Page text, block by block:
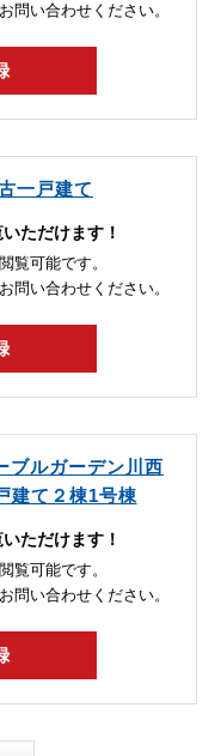
問い合わせください。
一戸建て
ただけます！
覧可能です。
問い合わせください。
ブルガーデン川西
建て２棟1号棟
ただけます！
覧可能です。
問い合わせください。